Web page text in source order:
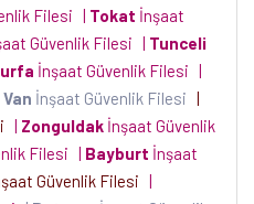
Filesi | Tokat İnşaat
Güvenlik Filesi | Tunceli
İnşaat Güvenlik Filesi |
Van İnşaat Güvenlik Filesi |
| Zonguldak İnşaat Güvenlik
Filesi | Bayburt İnşaat
Güvenlik Filesi |